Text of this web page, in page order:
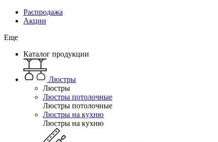
Распродажа
Акции
Еще
Каталог продукции
Люстры
Люстры
Люстры потолочные
Люстры потолочные
Люстры на кухню
Люстры на кухню